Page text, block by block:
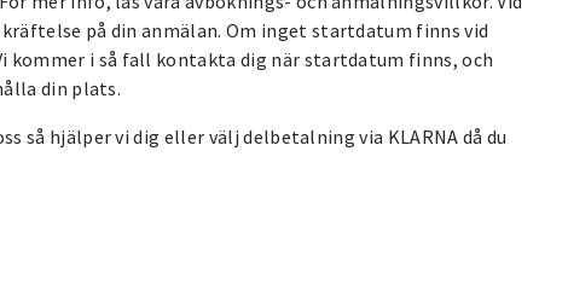
på din anmälan. Om inget startdatum finns vid
kommer i så fall kontakta dig när startdatum finns, och
din plats.
så hjälper vi dig eller välj delbetalning via KLARNA då du